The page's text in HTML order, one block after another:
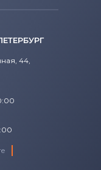
Clevo
Sony
44,